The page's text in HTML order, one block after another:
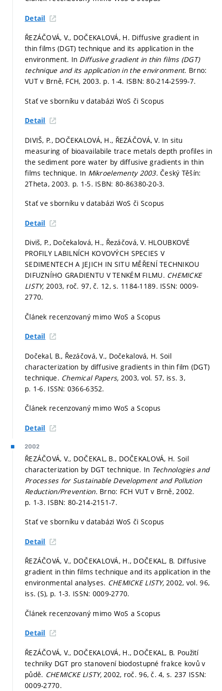
Detail
ŘEZÁČOVÁ, V., DOČEKALOVÁ, H. Diffusive gradient in
thin films (DGT) technique and its application in the
environment. In Diffusive gradient in thin films (DGT)
technique and its application in the environment. Brno:
VUT v Brně, FCH, 2003. p. 1-4. ISBN: 80-214-2599-7.
Stať ve sborníku v databázi WoS či Scopus
Detail
DIVIŠ, P., DOČEKALOVÁ, H., ŘEZÁČOVÁ, V. In situ
measuring of bioavailabile trace metals depth profiles in
the sediment pore water by diffusive gradients in thin
films technique. In Mikroelementy 2003.Český Těšín:
2Theta, 2003. p. 1-5. ISBN: 80-86380-20-3.
Stať ve sborníku v databázi WoS či Scopus
Detail
Diviš, P., Dočekalová, H., Řezáčová, V. HLOUBKOVÉ
PROFILY LABILNÍCH KOVOVÝCH SPECIES V
SEDIMENTECH A JEJICH IN SITU MĚŘENÍ TECHNIKOU
DIFUZNÍHO GRADIENTU V TENKÉM FILMU. CHEMICKE
LISTY, 2003, roč. 97, č. 12,s. 1184-1189. ISSN: 0009-
2770.
Článek recenzovaný mimo WoS a Scopus
Detail
Dočekal, B., Řezáčová, V., Dočekalová, H. Soil
characterization by diffusive gradients in thin film (DGT)
technique. Chemical Papers, 2003, vol. 57, iss. 3,
p. 1-6. ISSN: 0366-6352.
Článek recenzovaný mimo WoS a Scopus
Detail
2002
ŘEZÁČOVÁ, V., DOČEKAL, B., DOČEKALOVÁ, H. Soil
characterization by DGT technique. In Technologies and
Processes for Sustainable Development and Pollution
Reduction/Prevention. Brno: FCH VUT v Brně, 2002.
p. 1-3. ISBN: 80-214-2151-7.
Stať ve sborníku v databázi WoS či Scopus
Detail
ŘEZÁČOVÁ, V., DOČEKALOVÁ, H., DOČEKAL, B. Diffusive
gradient in thin films technique and its application in the
environmental analyses. CHEMICKE LISTY,2002, vol. 96,
iss. (S), p. 1-3. ISSN: 0009-2770.
Článek recenzovaný mimo WoS a Scopus
Detail
ŘEZÁČOVÁ, V., DOČEKALOVÁ, H., DOČEKAL, B. Použití
techniky DGT pro stanovení biodostupné frakce kovů v
půdě. CHEMICKE LISTY, 2002, roč. 96, č. 4,s. 237 ISSN:
0009-2770.